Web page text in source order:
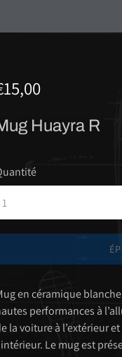
Huayra R
en céramique
performances à
la voiture à l’extérieur
Le mug est